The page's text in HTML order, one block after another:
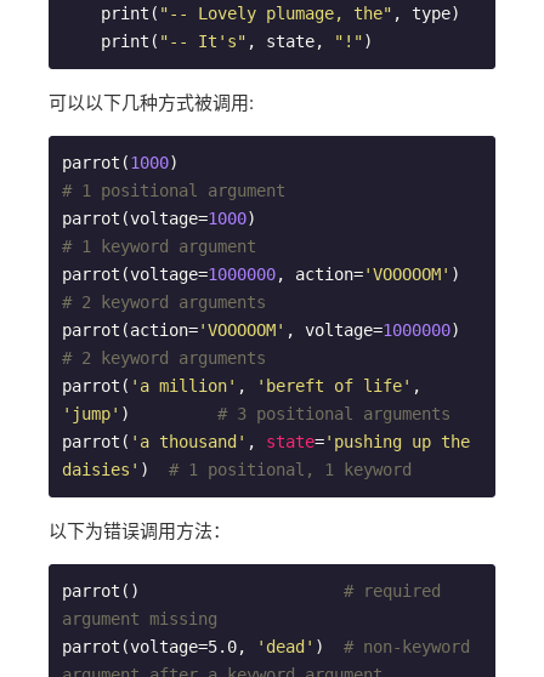
    print(
"-- Lovely plumage, the" , type)
    print(
"-- It's" , state, "!"
可以以下几种方式被调用:
parrot(1000
# 1 positional argument
parrot(voltage=1000
# 1 keyword argument
parrot(voltage=1000000, action='VOOOOOM'
# 2 keyword arguments
parrot(action='VOOOOOM' , voltage=1000000
# 2 keyword arguments
parrot( 'a million' , 'bereft of life'
'jump' ) # 3 positional arguments
parrot( 'a thousand' , state='pushing up the
daisies' ) # 1 positional, 1 keyword
以下为错误调用方法：
parrot() # required
argument missing
parrot(voltage=5.0,
'dead' ) # non-keyword